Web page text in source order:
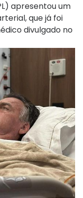
apresentou um
que já foi
divulgado no